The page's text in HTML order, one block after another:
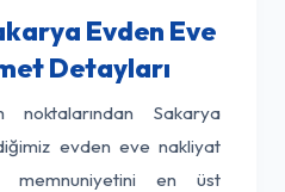
Evden Eve
Detayları
Sakarya
evden eve nakliyat
memnuniyetini en üst